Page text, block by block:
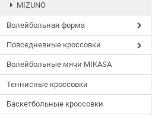
MIZUNO
Волейбольная форма
Повседневные кроссовки
Волейбольные мячи MIKASA
Теннисные кроссовки
Баскетбольные кроссовки